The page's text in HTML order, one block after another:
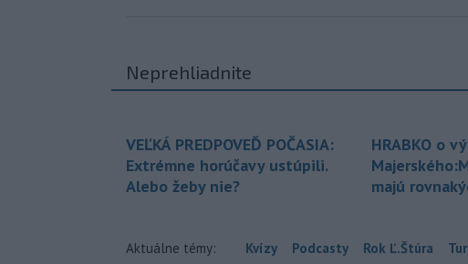
Neprehliadnite
VEĽKÁ PREDPOVEĎ POČASIA:
Extrémne horúčavy ustúpili.
Alebo žeby nie?
HRABKO o
majú
Aktuálne témy: Kvízy Podcasty Rok Ľ.Štúra